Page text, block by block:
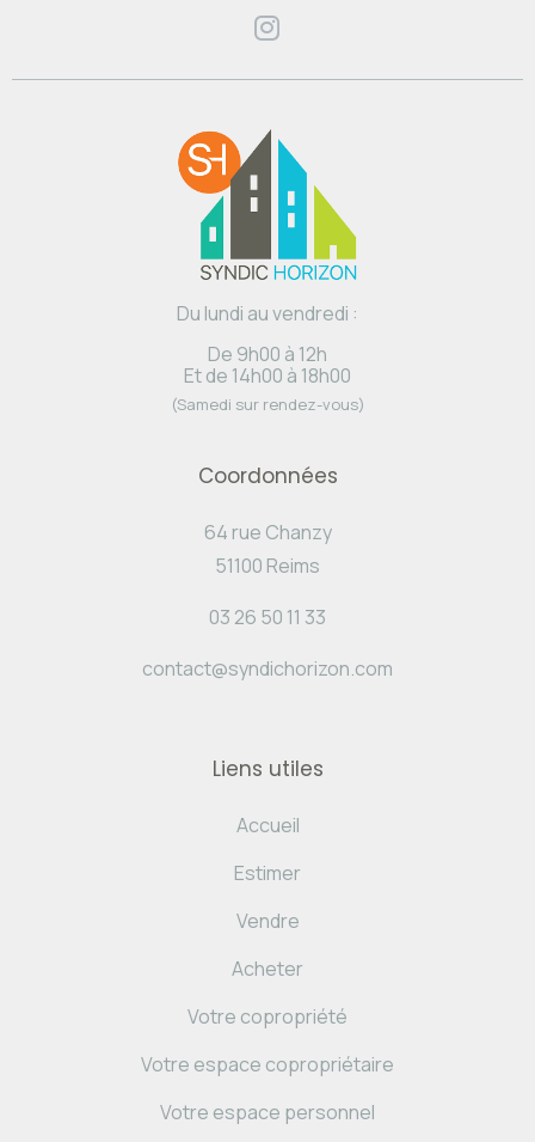
Du lundi au vendredi :
De 9h00 à 12h
Et de 14h00 à 18h00
(Samedi sur rendez-vous)
Coordonnées
64 rue Chanzy
51100 Reims
03 26 50 11 33
contact@syndichorizon.com
Liens utiles
Accueil
Estimer
Vendre
Acheter
Votre copropriété
Votre espace copropriétaire
Votre espace personnel